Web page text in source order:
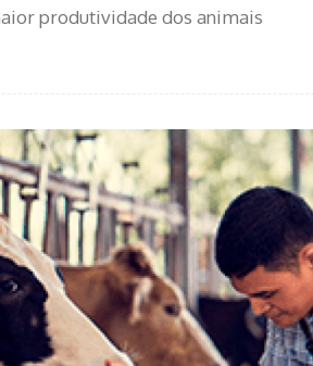
produtividade dos animais